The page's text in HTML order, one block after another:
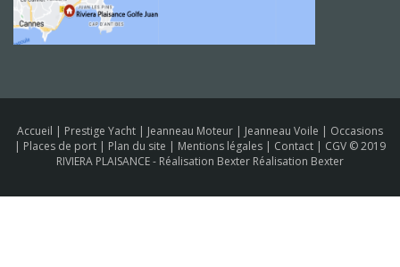
Accueil | Prestige Yacht | Jeanneau Moteur | Jeanneau Voile | Occasions
| Places de port | Plan du site | Mentions légales | Contact | CGV © 2019
RIVIERA PLAISANCE - Réalisation Bexter Réalisation Bexter